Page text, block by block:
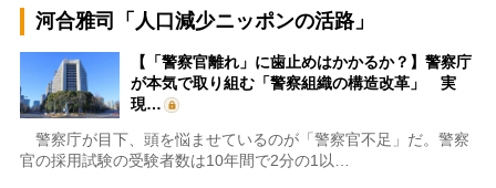
河合雅司「人口減少ニッポンの活路」
【「警察官離れ」に歯止めはかかるか？】警察庁
が本気で取り組む「警察組織の構造改革」 実
現…
警察庁が目下、頭を悩ませているのが「警察官不足」だ。警察
官の採用試験の受験者数は10年間で2分の1以…